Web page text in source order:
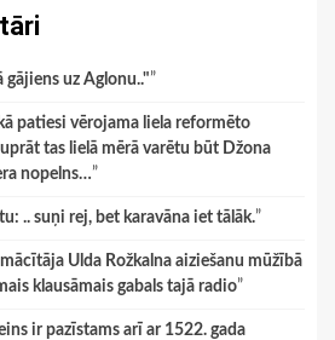
gājiens uz Aglonu.."”
patiesi vērojama liela reformēto
tas lielā mērā varētu būt Džona
nopelns…”
.. suņi rej, bet karavāna iet tālāk.”
Ulda Rožkalna aiziešanu mūžībā
klausāmais gabals tajā radio”
ir pazīstams arī ar 1522. gada